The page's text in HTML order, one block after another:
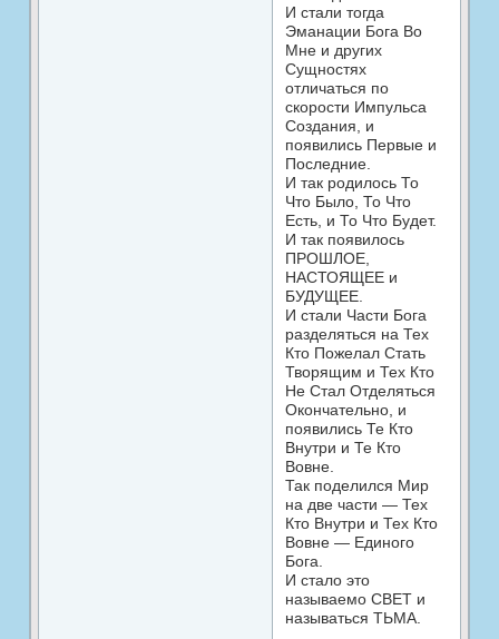
И стали тогда
Эманации Бога Во
Мне и других
Сущностях
отличаться по
скорости Импульса
Создания, и
появились Первые и
Последние.
И так родилось То
Что Было, То Что
Есть, и То Что Будет.
И так появилось
ПРОШЛОЕ,
НАСТОЯЩЕЕ и
БУДУЩЕЕ.
И стали Части Бога
разделяться на Тех
Кто Пожелал Стать
Творящим и Тех Кто
Не Стал Отделяться
Окончательно, и
появились Те Кто
Внутри и Те Кто
Вовне.
Так поделился Мир
на две части — Тех
Кто Внутри и Тех Кто
Вовне — Единого
Бога.
И стало это
называемо СВЕТ и
называться ТЬМА.